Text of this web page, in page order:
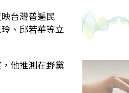
台灣普遍民
、邱若華等立
他推測在野黨